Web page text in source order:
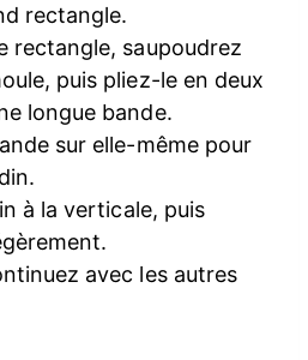
rectangle.
rectangle, saupoudrez
puis pliez-le en deux
longue bande.
sur elle-même pour
à la verticale, puis
avec les autres